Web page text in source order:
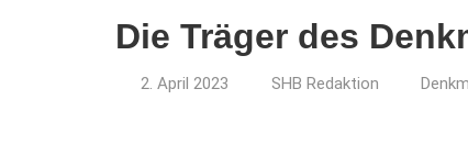
Die Träger des
2. April 2023 SHB Redaktion